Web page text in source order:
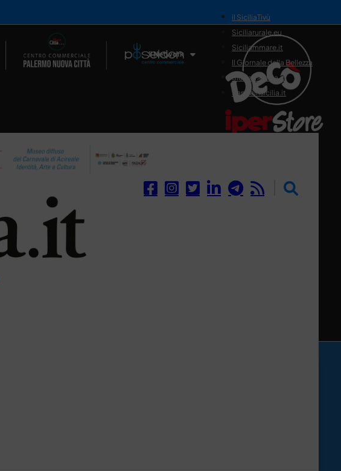
Il Network
il SiciliaTivù
Siciliarurale.eu
Siciliammare.it
Il Giornale della Bellezza
Siciliamedica.it
Sanitainsicilia.it